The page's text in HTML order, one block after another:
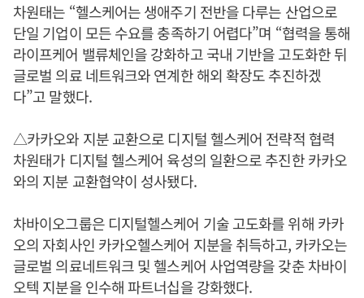
차원태는 “헬스케어는 생애주기 전반을 다루는 산업으로
단일 기업이 모든 수요를 충족하기 어렵다”며 “협력을 통해
라이프케어 밸류체인을 강화하고 국내 기반을 고도화한 뒤
글로벌 의료 네트워크와 연계한 해외 확장도 추진하겠
다”고 말했다.
△카카오와 지분 교환으로 디지털 헬스케어 전략적 협력
차원태가 디지털 헬스케어 육성의 일환으로 추진한 카카오
와의 지분 교환협약이 성사됐다.
차바이오그룹은 디지털헬스케어 기술 고도화를 위해 카카
오의 자회사인 카카오헬스케어 지분을 취득하고, 카카오는
글로벌 의료네트워크 및 헬스케어 사업역량을 갖춘 차바이
오텍 지분을 인수해 파트너십을 강화했다.